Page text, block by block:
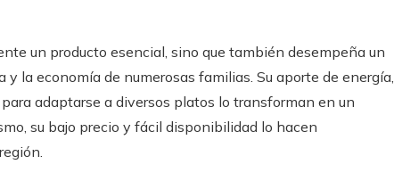
un producto esencial, sino que también desempeña un
la economía de numerosas familias. Su aporte de energía,
adaptarse a diversos platos lo transforman en un
su bajo precio y fácil disponibilidad lo hacen